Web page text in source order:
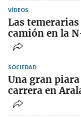
VÍDEOS
Las
camión en la
SOCIEDAD
Una gran
carrera en